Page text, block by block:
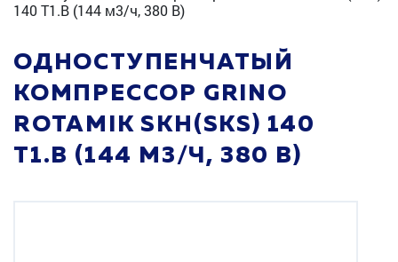
140 Т1.В (144 м3/ч, 380 В)
ОДНОСТУПЕНЧАТЫЙ
КОМПРЕССОР GRINO
ROTAMIK SKH(SKS) 140
Т1.В (144 М3/Ч, 380 В)